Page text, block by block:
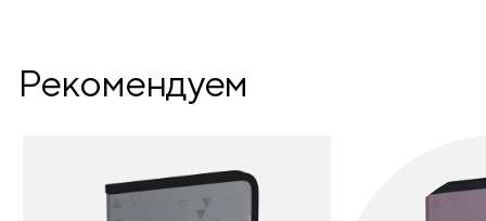
Рекомендуем